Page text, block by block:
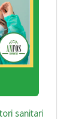
sanitari